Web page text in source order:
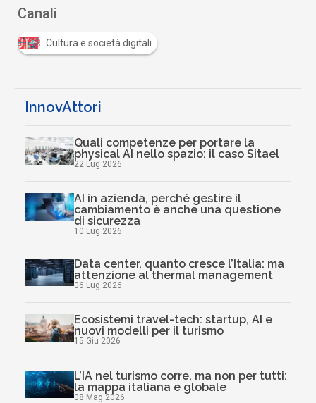
Canali
Cultura e società digitali
InnovAttori
Quali competenze per portare la
physical AI nello spazio: il caso Sitael
22 Lug 2026
AI in azienda, perché gestire il
cambiamento è anche una questione
di sicurezza
10 Lug 2026
Data center, quanto cresce l’Italia: ma
attenzione al thermal management
06 Lug 2026
Ecosistemi travel-tech: startup, AI e
nuovi modelli per il turismo
15 Giu 2026
L’IA nel turismo corre, ma non per tutti:
la mappa italiana e globale
08 Mag 2026